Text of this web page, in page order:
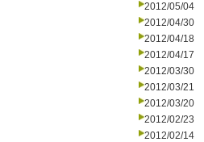
2012/05/04
2012/04/30
2012/04/18
2012/04/17
2012/03/30
2012/03/21
2012/03/20
2012/02/23
2012/02/14